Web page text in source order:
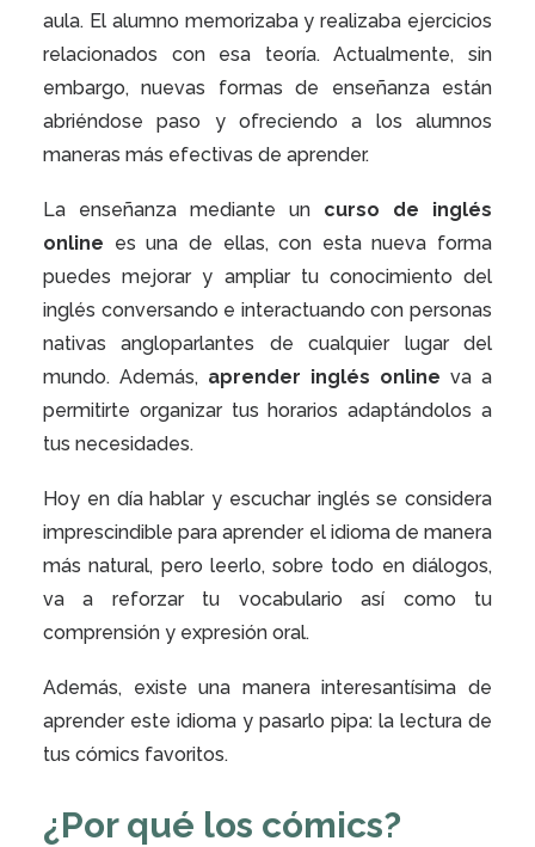
aula. El alumno memorizaba y realizaba ejercicios
relacionados con esa teoría. Actualmente, sin
embargo, nuevas formas de enseñanza están
abriéndose paso y ofreciendo a los alumnos
maneras más efectivas de aprender.
La enseñanza mediante un curso de inglés
online es una de ellas, con esta nueva forma
puedes mejorar y ampliar tu conocimiento del
inglés conversando e interactuando con personas
nativas angloparlantes de cualquier lugar del
mundo. Además, aprender inglés online va a
permitirte organizar tus horarios adaptándolos a
tus necesidades.
Hoy en día hablar y escuchar inglés se considera
imprescindible para aprender el idioma de manera
más natural, pero leerlo, sobre todo en diálogos,
va a reforzar tu vocabulario así como tu
comprensión y expresión oral.
Además, existe una manera interesantísima de
aprender este idioma y pasarlo pipa: la lectura de
tus cómics favoritos.
¿Por qué los cómics?